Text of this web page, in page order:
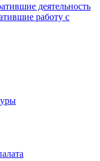
деятельность
работу с